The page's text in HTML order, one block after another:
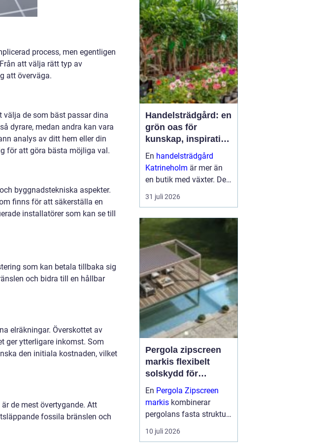
process, men egentligen
att välja rätt typ av
att överväga.
välja de som bäst passar dina
dyrare, medan andra kan vara
analys av ditt hem eller din
för att göra bästa möjliga val.
byggnadstekniska aspekter.
finns för att säkerställa en
installatörer som kan se till
som kan betala tillbaka sig
och bidra till en hållbar
elräkningar. Överskottet av
ger ytterligare inkomst. Som
den initiala kostnaden, vilket
de mest övertygande. Att
fossila bränslen och
Handelsträdgård: en
grön oas för
kunskap, inspiration
och odlarglädje
En handelsträdgård
Katrineholm är mer än
en butik med växter. Den
fungerar som en
mötesplats för
skapa trivsel...
31 juli 2026
Pergola zipscreen
markis flexibelt
solskydd för
moderna uterum
En Pergola Zipscreen
markis kombinerar
pergolans fasta struktur
med screenmarkisens
smarta solskydd.
10 juli 2026